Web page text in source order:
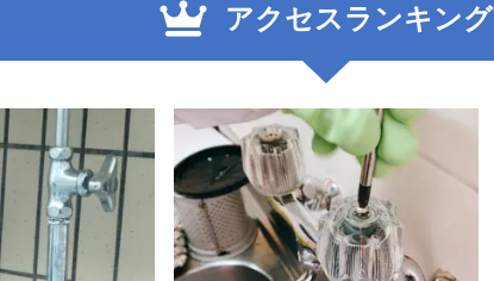
アクセスランキング
2